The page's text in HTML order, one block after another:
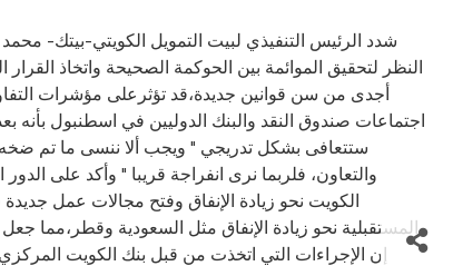
شدد الرئيس التنفيذي لبيت التمويل الكويتي-بيتك-
النظر لتحقيق الموائمة بين الحوكمة الصحيحة واتخاذ
أجدى من سن قوانين جديدة،قد تؤثرعلى مؤشرات
اجتماعات صندوق النقد والبنك الدوليين في اسطنبول بأنه
ستتعافى بشكل تدريجي " ويجب ألا ننسى ما تم ضخه من
والتعاون، فلربما نرى انفراجة قريبا " وأكد على
الكويت نحو زيادة الإنفاق وفتح مجالات عمل
المستقبلية نحو زيادة الإنفاق مثل السعودية وقطر،مما
إن الإجراءات التي اتخذت من قبل بنك الكويت